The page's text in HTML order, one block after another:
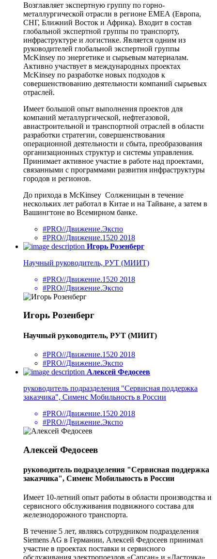
Возглавляет экспертную группу по горно-
металлургической отрасли в регионе ЕМЕА (Европа,
СНГ, Ближний Восток и Африка). Входит в состав
глобальной экспертной группы по транспорту,
инфраструктуре и логистике. Является одним из
руководителей глобальной экспертной группы
McKinsey по энергетике и сырьевым материалам.
Активно участвует в международных проектах
McKinsey по разработке новых подходов к
совершенствованию деятельности компаний сырьевых
отраслей.
Имеет большой опыт выполнения проектов для
компаний металлургической, нефтегазовой,
авиастроительной и транспортной отраслей в области
разработки стратегии, совершенствования
операционной деятельности и сбыта, преобразования
организационных структур и системы управления.
Принимает активное участие в работе над проектами,
связанными с программами развития инфраструктуры
городов и регионов.
До прихода в McKinsey Солженицын в течение
нескольких лет работал в Китае и на Тайване, а затем в
Вашингтоне во Всемирном банке.
#PRO//Движение.Экспо
#PRO//Движение.1520 2018
Игорь Розенберг
Научный руководитель, РУТ (МИИТ)
#PRO//Движение.1520 2018
#PRO//Движение.Экспо
Игорь Розенберг
Научный руководитель, РУТ (МИИТ)
#PRO//Движение.1520 2018
#PRO//Движение.Экспо
Алексей Федосеев
руководитель подразделения "Сервисная поддержка
заказчика", Сименс Мобильность в России
#PRO//Движение.1520 2018
#PRO//Движение.Экспо
Алексей Федосеев
руководитель подразделения "Сервисная поддержка
заказчика", Сименс Мобильность в России
Имеет 10-летний опыт работы в области производства и
сервисного обслуживания подвижного состава для
железнодорожного транспорта.
В течение 5 лет, являясь сотрудником подразделения
Siemens AG в Германии, Алексей Федосеев принимал
участие в проектах поставки и сервисного